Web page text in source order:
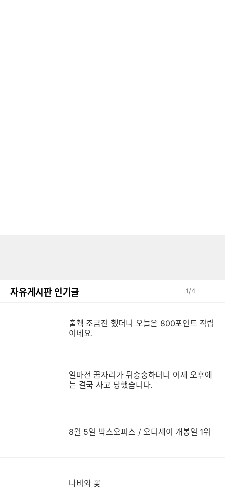
자유게시판 인기글 1/4
출췍 조금전 했더니 오늘은 800포인트 적립
이네요.
얼마전 꿈자리가 뒤숭숭하더니 어제 오후에
는 결국 사고 당했습니다.
8월 5일 박스오피스 / 오디세이 개봉일 1위
나비와 꽃